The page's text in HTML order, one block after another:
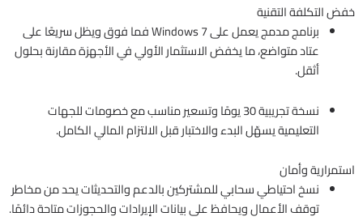
خفض التكلفة التقنية
برنامج مدمج يعمل على Windows 7 فما فوق ويظل سريعًا على
عتاد متواضع، ما يخفض الاستثمار الأولي في الأجهزة مقارنة بحلول
أثقل.
نسخة تجريبية 30 يومًا وتسعير مناسب مع خصومات للجهات
التعليمية يسهّل البدء والاختبار قبل الالتزام المالي الكامل.
استمرارية وأمان
نسخ احتياطي سحابي للمشتركين بالدعم والتحديثات يحد من مخاطر
توقف الأعمال ويحافظ على بيانات الإيرادات والحجوزات متاحة دائمًا.